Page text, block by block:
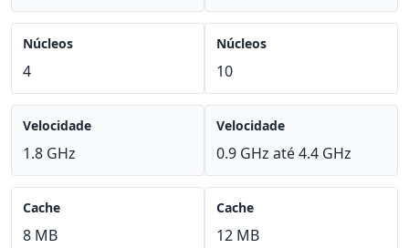
Núcleos
4
Velocidade
1.8 GHz
Cache
8 MB
Núcleos
10
Velocidade
0.9 GHz até 4.4 GHz
Cache
12 MB